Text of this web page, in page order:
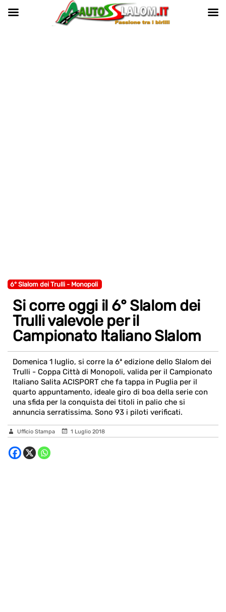
6° Slalom dei Trulli - Monopoli
Si corre oggi il 6° Slalom dei
Trulli valevole per il
Campionato Italiano Slalom
Domenica 1 luglio, si corre la 6ª edizione dello Slalom dei
Trulli - Coppa Città di Monopoli, valida per il Campionato
Italiano Salita ACISPORT che fa tappa in Puglia per il
quarto appuntamento, ideale giro di boa della serie con
una sfida per la conquista dei titoli in palio che si
annuncia serratissima. Sono 93 i piloti verificati.
Ufficio Stampa 1 Luglio 2018